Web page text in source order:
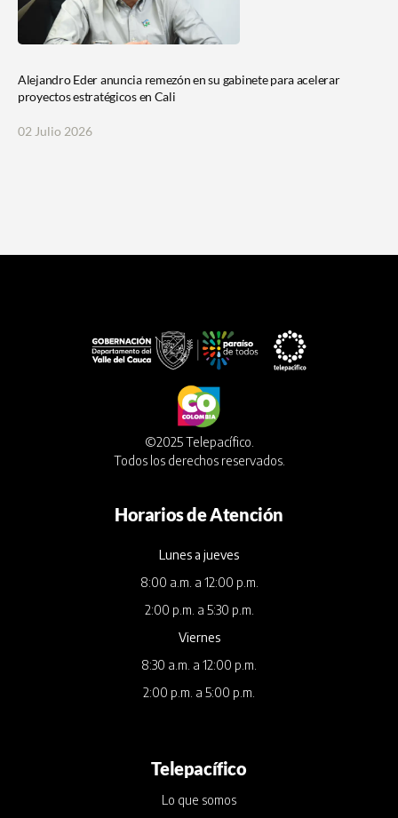
Alejandro Eder anuncia remezón en su gabinete para acelerar
proyectos estratégicos en Cali
02 Julio 2026
©2025 Telepacífico.
Todos los derechos reservados.
Horarios de Atención
Lunes a jueves
8:00 a.m. a 12:00 p.m.
2:00 p.m. a 5:30 p.m.
Viernes
8:30 a.m. a 12:00 p.m.
2:00 p.m. a 5:00 p.m.
Telepacífico
Lo que somos